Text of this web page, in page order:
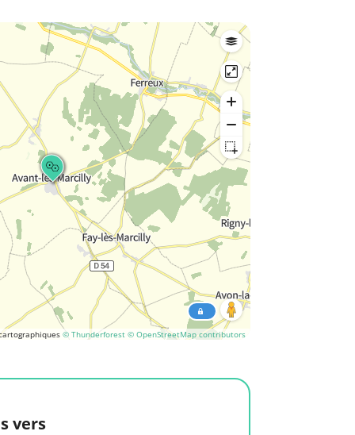
© Thunderforest © OpenStreetMap contributors
vers